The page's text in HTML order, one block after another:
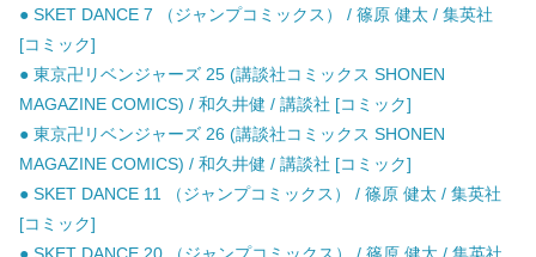
● SKET DANCE 7 （ジャンプコミックス） / 篠原 健太 / 集英社
[コミック]
● 東京卍リベンジャーズ 25 (講談社コミックス SHONEN
MAGAZINE COMICS) / 和久井健 / 講談社 [コミック]
● 東京卍リベンジャーズ 26 (講談社コミックス SHONEN
MAGAZINE COMICS) / 和久井健 / 講談社 [コミック]
● SKET DANCE 11 （ジャンプコミックス） / 篠原 健太 / 集英社
[コミック]